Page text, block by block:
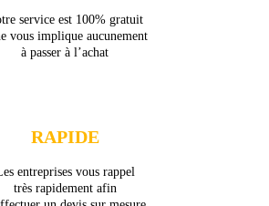
service est 100% gratuit
vous implique aucunement
à passer à l’achat
RAPIDE
entreprises vous rappel
très rapidement afin